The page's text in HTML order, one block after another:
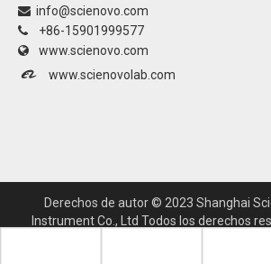
 info@scienovo.com
 +86-15901999577
 www.scienovo.com
 www.scienovolab.com
Derechos de autor © 2023 Shanghai
Instrument Co., Ltd Todos los derechos